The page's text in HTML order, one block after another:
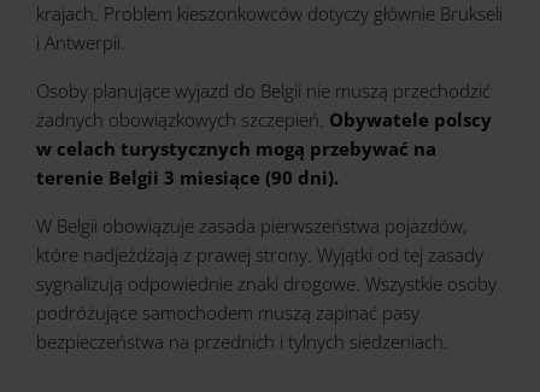
krajach. Problem kieszonkowców dotyczy głównie Brukseli
i Antwerpii.
Osoby planujące wyjazd do Belgii nie muszą przechodzić
żadnych obowiązkowych szczepień. Obywatele polscy
w celach turystycznych mogą przebywać na
terenie Belgii 3 miesiące (90 dni).
W Belgii obowiązuje zasada pierwszeństwa pojazdów,
które nadjeżdżają z prawej strony. Wyjątki od tej zasady
sygnalizują odpowiednie znaki drogowe. Wszystkie osoby
podróżujące samochodem muszą zapinać pasy
bezpieczeństwa na przednich i tylnych siedzeniach.